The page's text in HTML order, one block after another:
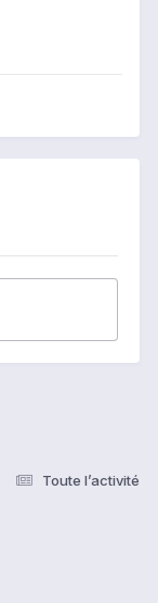
Toute l’activité